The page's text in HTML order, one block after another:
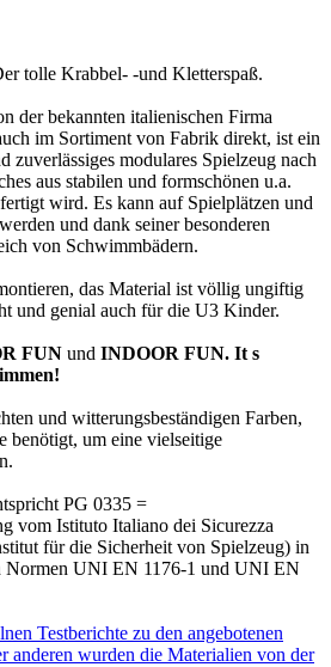
tolle Krabbel- -und Kletterspaß.
der bekannten italienischen Firma
im Sortiment von Fabrik direkt, ist ein
zuverlässiges modulares Spielzeug nach
aus stabilen und formschönen u.a.
wird. Es kann auf Spielplätzen und
und dank seiner besonderen
von Schwimmbädern.
das Material ist völlig ungiftig
und genial auch für die U3 Kinder.
FUN und INDOOR FUN. It s
und witterungsbeständigen Farben,
benötigt, um eine vielseitige
PG 0335 =
vom Istituto Italiano dei Sicurezza
für die Sicherheit von Spielzeug) in
Normen UNI EN 1176-1 und UNI EN
Testberichte zu den angebotenen
anderen wurden die Materialien von der